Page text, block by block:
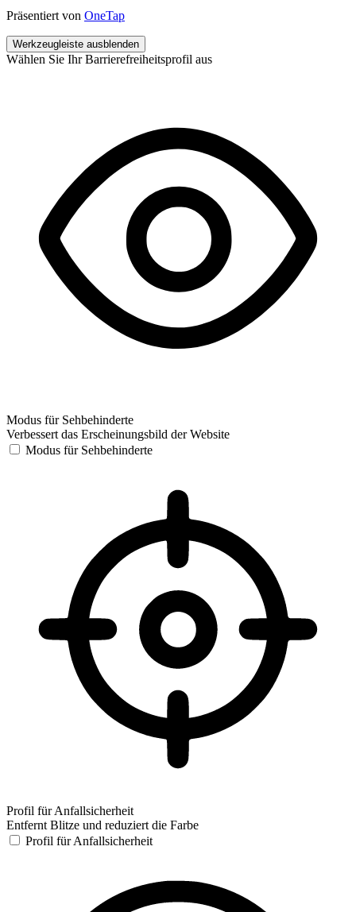
Präsentiert von OneTap
Werkzeugleiste ausblenden
Wählen Sie Ihr Barrierefreiheitsprofil aus
Modus für Sehbehinderte
Verbessert das Erscheinungsbild der Website
Modus für Sehbehinderte
Profil für Anfallsicherheit
Entfernt Blitze und reduziert die Farbe
Profil für Anfallsicherheit